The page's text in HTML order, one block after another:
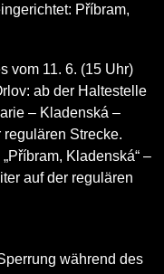
Příbram,
vom 11. 6. (15 Uhr)
ab der Haltestelle
– Kladenská –
Strecke.
Kladenská“ –
auf der regulären
während des